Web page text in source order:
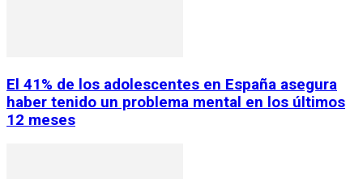
El 41% de los adolescentes en España asegura
haber tenido un problema mental en los últimos
12 meses